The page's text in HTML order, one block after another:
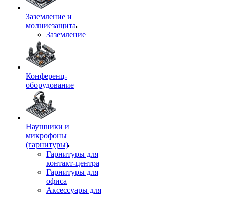
Заземление и
молниезащита
Заземление
Конференц-
оборудование
Наушники и
микрофоны
(гарнитуры)
Гарнитуры для
контакт-центра
Гарнитуры для
офиса
Аксессуары для